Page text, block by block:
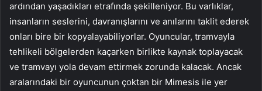
ardından yaşadıkları etrafında şekilleniyor. Bu varlıklar,
insanların seslerini, davranışlarını ve anılarını taklit ederek
onları bire bir kopyalayabiliyorlar. Oyuncular, tramvayla
tehlikeli bölgelerden kaçarken birlikte kaynak toplayacak
ve tramvayı yola devam ettirmek zorunda kalacak. Ancak
aralarındaki bir oyuncunun çoktan bir Mimesis ile yer